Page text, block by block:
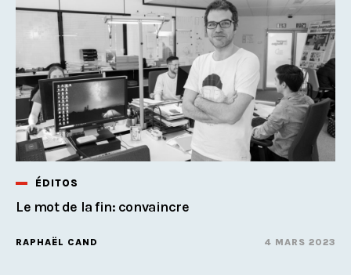
ÉDITOS
Le mot de la fin: convaincre
RAPHAËL CAND 4 MARS 2023